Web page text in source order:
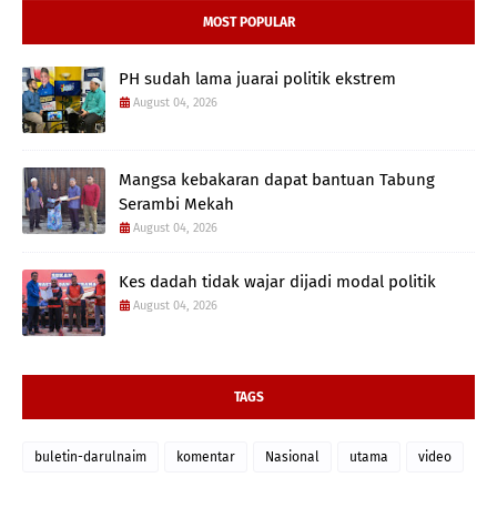
MOST POPULAR
PH sudah lama juarai politik ekstrem
August 04, 2026
Mangsa kebakaran dapat bantuan Tabung
Serambi Mekah
August 04, 2026
Kes dadah tidak wajar dijadi modal politik
August 04, 2026
TAGS
buletin-darulnaim komentar Nasional utama video